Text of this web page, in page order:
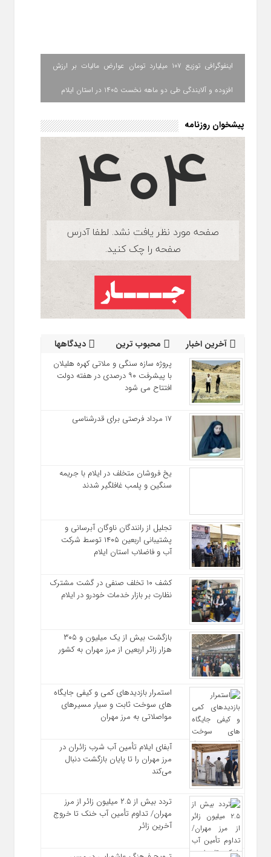
اینفوگرافی توزیع ۱۰۷ میلیارد تومان عوارض مالیات بر ارزش
افزوده و آلایندگی طی دو ماهه نخست ۱۴۰۵ در استان ایلام
پیشخوان روزنامه
آخرین اخبار محبوب ترین دیدگاهها
پروژه سازه سنگی و ملاتی کهره هلیلان
با پیشرفت ۹۰ درصدی در هفته دولت
افتتاح می شود
17 مرداد فرصتی برای قدرشناسی
یخ‌ فروشان متخلف در ایلام با جریمه
سنگین و پلمب غافلگیر شدند
تجلیل از رانندگان ناوگان آبرسانی و
پشتیبانی اربعین ۱۴۰۵ توسط شرکت
آب و فاضلاب استان ایلام
کشف ۱۰ تخلف صنفی در گشت مشترک
نظارت بر بازار خدمات خودرو در ایلام
بازگشت بیش از یک میلیون و ۳۰۵
هزار زائر اربعین از مرز مهران به کشور
استمرار بازدیدهای کمی و کیفی جایگاه‌
های سوخت ثابت و سیار مسیرهای
مواصلاتی به مرز مهران
آبفای ایلام تأمین آب شرب زائران در
مرز مهران را تا پایان بازگشت دنبال
می‌کند
تردد بیش از ۲.۵ میلیون زائر از مرز
مهران/ تداوم تأمین آب خنک تا خروج
آخرین زائر